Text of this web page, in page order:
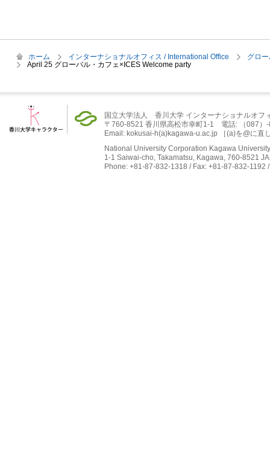
ホーム インターナショナルオフィス / International Office
グロ
April 25 グローバル・カフェ×ICES Welcome party
国立大学法人 香川大学 インターナショナルオフ
〒760-8521 香川県高松市幸町1-1 電話: （087）
Email: kokusai-h(a)kagawa-u.ac.jp ［(a)を@に直
National University Corporation Kagawa
1-1 Saiwai-cho, Takamatsu, Kagawa, 760-8521
Phone: +81-87-832-1318 / Fax: +81-87-832-